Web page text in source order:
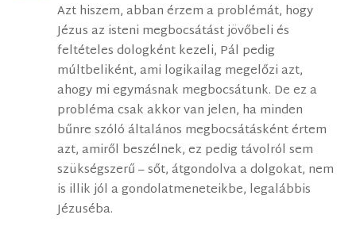
Azt hiszem, abban érzem a problémát, hogy
Jézus az isteni megbocsátást jövőbeli és
feltételes dologként kezeli, Pál pedig
múltbeliként, ami logikailag megelőzi azt,
ahogy mi egymásnak megbocsátunk. De ez a
probléma csak akkor van jelen, ha minden
bűnre szóló általános megbocsátásként értem
azt, amiről beszélnek, ez pedig távolról sem
szükségszerű – sőt, átgondolva a dolgokat, nem
is illik jól a gondolatmeneteikbe, legalábbis
Jézuséba.